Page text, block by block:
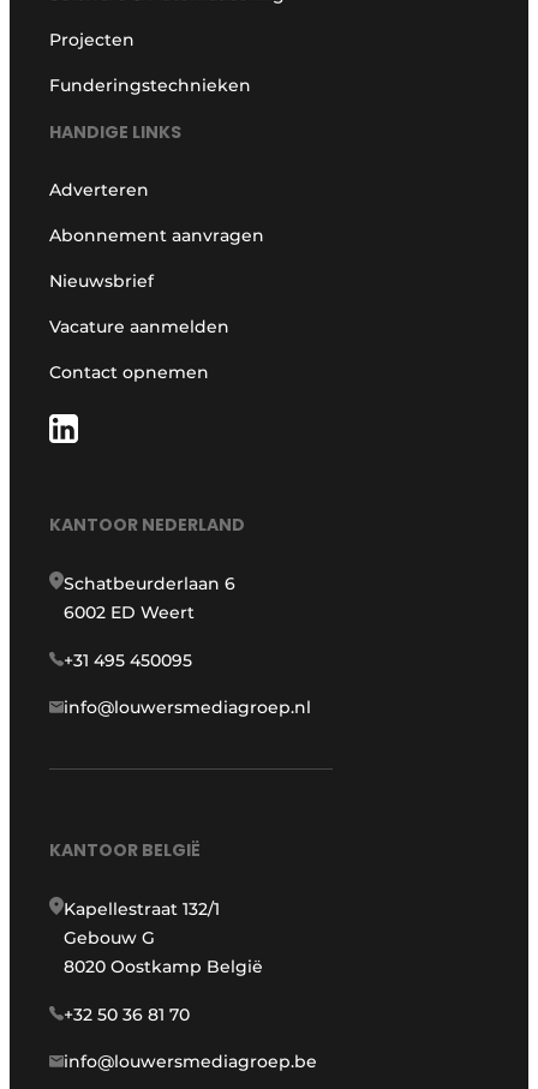
Projecten
Funderingstechnieken
HANDIGE LINKS
Adverteren
Abonnement aanvragen
Nieuwsbrief
Vacature aanmelden
Contact opnemen
KANTOOR NEDERLAND
Schatbeurderlaan 6
6002 ED Weert
+31 495 450095
info@louwersmediagroep.nl
KANTOOR BELGIË
Kapellestraat 132/1
Gebouw G
8020 Oostkamp België
+32 50 36 81 70
info@louwersmediagroep.be